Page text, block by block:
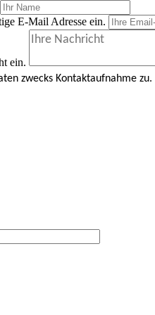
E-Mail Adresse ein.
ein.
zwecks Kontaktaufnahme zu.